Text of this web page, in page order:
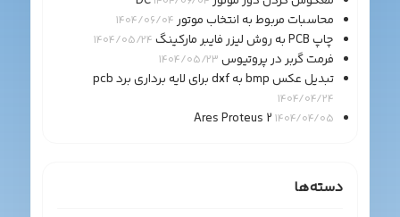
محاسبات مربوط به انتخاب موتور 1404/06/04
چاپ PCB به روش لیزر فایبر مارکینگ 1404/05/24
فرمت گربر در پروتیوس 1404/05/23
تبدیل عکس bmp به dxf برای لایه برداری برد pcb
1404/04/24
Ares Proteus 2 1404/04/05
دسته‌ها